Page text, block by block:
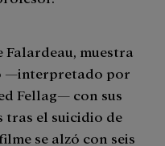
Falardeau, muestra
―interpretado por
Fellag― con sus
tras el suicidio de
se alzó con seis